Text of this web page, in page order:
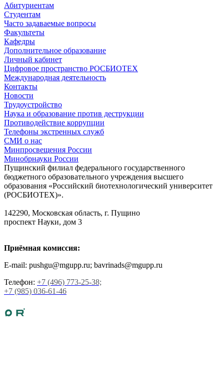
Абитуриентам
Студентам
Часто задаваемые вопросы
Факультеты
Кафедры
Дополнительное образование
Личный кабинет
Цифровое пространство РОСБИОТЕХ
Международная деятельность
Контакты
Новости
Трудоустройство
Наука и образование против деструкции
Противодействие коррупции
Телефоны экстренных служб
СМИ о нас
Минпросвещения России
Минобрнауки России
Пущинский филиал федерального государственного
бюджетного образовательного учреждения высшего
образования «Российский биотехнологический университет
(РОСБИОТЕХ)».
142290, Московская область, г. Пущино
проспект Науки, дом 3
Приёмная комиссия:
E-mail: pushgu@mgupp.ru; bavrinads@mgupp.ru
Телефон: +7 (496) 773-25-38;
+7 (985) 036-61-46